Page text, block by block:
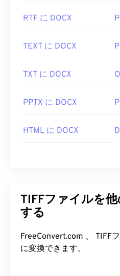
https://www.adobe.com/
https://www.file-
RTF に DOCX
TEXT に DOCX
TXT に DOCX
PPTX に DOCX
HTML に DOCX
TIFFファイルを
する
FreeConvert.com 、 TIFFファイルを次の他の形式
に変換できます。